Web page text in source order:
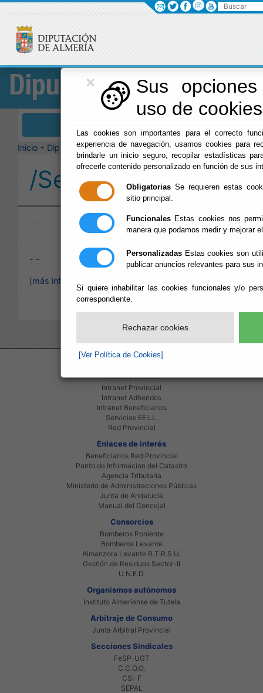
×
Sus
uso de
Las cookies son importantes para el correcto
experiencia de navegación, usamos cookies para
brindarle un inicio seguro, recopilar estadísticas
ofrecerle contenido personalizado en función de sus
Obligatorias Se requieren estas
sitio principal.
Funcionales Estas cookies nos
manera que podamos medir y mejorar
Personalizadas Estas cookies son
publicar anuncios relevantes para sus
Si quiere inhabilitar las cookies funcionales y/o
correspondiente.
Rechazar cookies
[Ver Política de Cookies]
Diputación
Inicio - Diputación -
/Servicios/
- -
Publicado:
[más información]
Red Provincial
Intranet Provincial
Intranet Adheridos
Intranet Beneficiarios
Servicios EE.LL.
Red Provincial
Enlaces de interés
Beneficiarios Red Provincial
Punto de Informacion del Catastro
Agencia Tributaria
Ministerio de Administraciones Públicas
Junta de Andalucia
Manual del Concejal
Consorcios
Bomberos Poniente
Bomberos Levante
Almanzora Levante R.T.R.S.U.
Gestión de Residuos Sector-II
U.N.E.D.
Organismos autónomos
Instituto Almeriense de Tutela
Arbitraje de Consumo
Junta Arbitral Provincial
Secciones Sindicales
FeSP-UGT
C.C.O.O.
CSI-F
SEPAL
Buscar